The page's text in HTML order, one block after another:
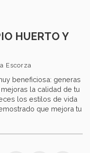
HUERTO Y
Escorza
beneficiosa: generas
la calidad de tu
los estilos de vida
que mejora tu